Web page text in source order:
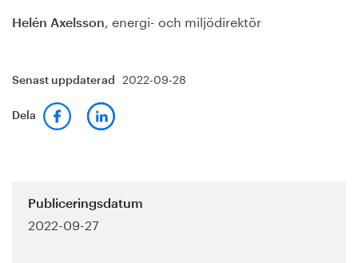
Helén Axelsson , energi- och miljödirektör
Senast uppdaterad 2022-09-28
Dela
Publiceringsdatum
2022-09-27